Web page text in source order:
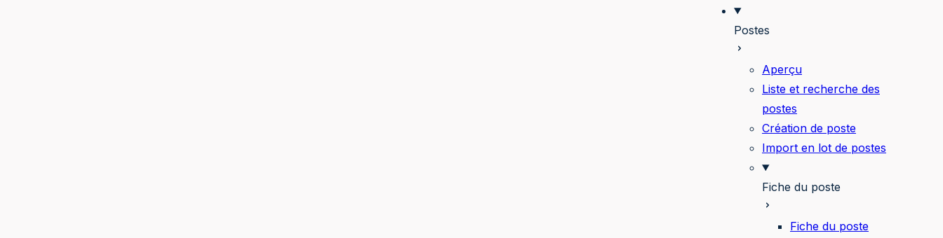
Postes
Aperçu
Liste et recherche des
postes
Création de poste
Import en lot de postes
Fiche du poste
Fiche du poste